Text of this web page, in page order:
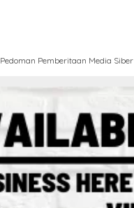
Pedoman Pemberitaan Media Siber